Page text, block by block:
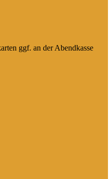
ggf. an der Abendkasse